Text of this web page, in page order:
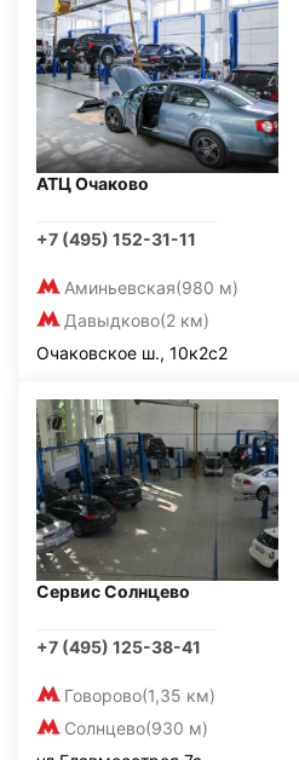
АТЦ Очаково
+7 (495) 152-31-11
Аминьевская(980 м)
Давыдково(2 км)
Очаковское ш., 10к2с2
Сервис Солнцево
+7 (495) 125-38-41
Говорово(1,35 км)
Солнцево(930 м)